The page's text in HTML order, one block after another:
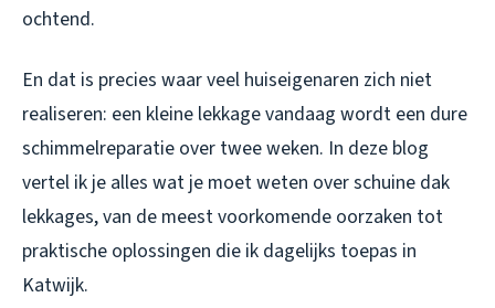
ochtend.
En dat is precies waar veel huiseigenaren zich niet
realiseren: een kleine lekkage vandaag wordt een dure
schimmelreparatie over twee weken. In deze blog
vertel ik je alles wat je moet weten over schuine dak
lekkages, van de meest voorkomende oorzaken tot
praktische oplossingen die ik dagelijks toepas in
Katwijk.